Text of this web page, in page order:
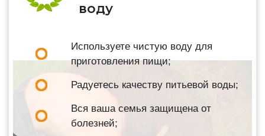
воду
Используете чистую воду для
приготовления пищи;
Радуетесь качеству питьевой воды;
Вся ваша семья защищена от
болезней;